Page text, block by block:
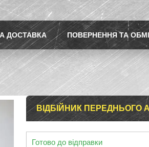
ДОСТАВКА ПОВЕРНЕННЯ ТА
ВІДБІЙНИК ПЕРЕДНЬОГО
Готово до відправки